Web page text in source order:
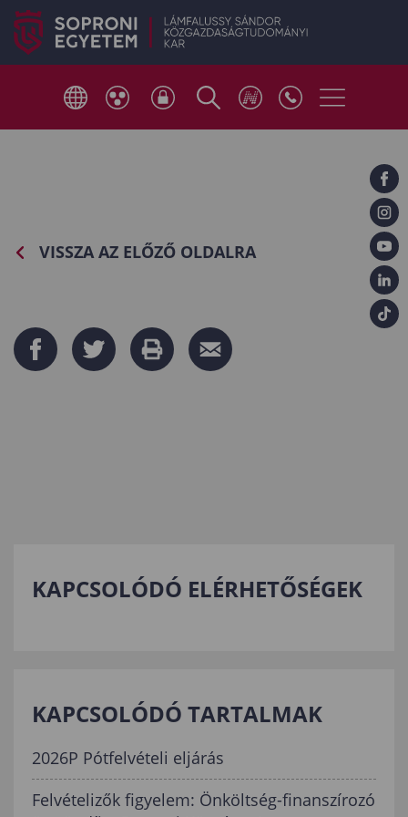
VISSZA AZ ELŐZŐ OLDALRA
KAPCSOLÓDÓ ELÉRHETŐSÉGEK
KAPCSOLÓDÓ TARTALMAK
2026P Pótfelvételi eljárás
Felvételizők figyelem: Önköltség-finanszírozó